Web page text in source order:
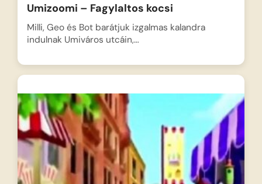
Umizoomi – Fagylaltos kocsi
Milli, Geo és Bot barátjuk izgalmas kalandra
indulnak Umiváros utcáin,…